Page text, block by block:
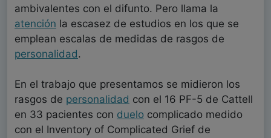
ambivalentes con el difunto. Pero llama la
atención la escasez de estudios en los que se
emplean escalas de medidas de rasgos de
personalidad.
En el trabajo que presentamos se midieron los
rasgos de personalidad con el 16 PF-5 de Cattell
en 33 pacientes con duelo complicado medido
con el Inventory of Complicated Grief de